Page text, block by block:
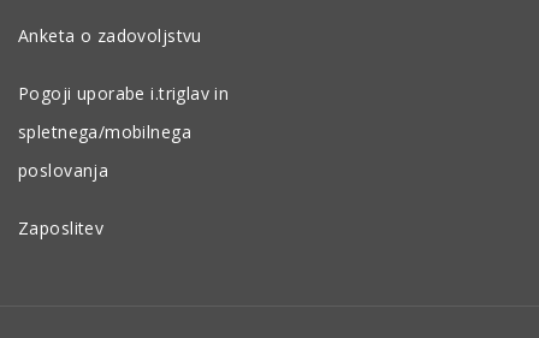
Anketa o zadovoljstvu
Pogoji uporabe i.triglav in
spletnega/mobilnega
poslovanja
Zaposlitev